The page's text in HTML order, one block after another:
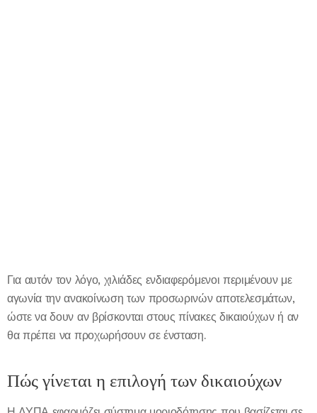
Για αυτόν τον λόγο, χιλιάδες ενδιαφερόμενοι περιμένουν με
αγωνία την ανακοίνωση των προσωρινών αποτελεσμάτων,
ώστε να δουν αν βρίσκονται στους πίνακες δικαιούχων ή αν
θα πρέπει να προχωρήσουν σε ένσταση.
Πώς γίνεται η επιλογή των δικαιούχων